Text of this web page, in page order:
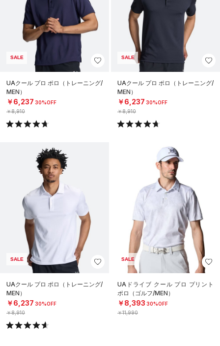
SALE
UAクール プロ ポロ（トレーニング/
MEN）
￥6,237 30%OFF
￥8,910
SALE
UAクール プロ ポロ（トレーニング/
MEN）
￥6,237 30%OFF
￥8,910
SALE
UAクール プロ ポロ（トレーニング/
MEN）
￥6,237 30%OFF
￥8,910
SALE
UAドライブ クール プロ プリント
ポロ（ゴルフ/MEN）
￥8,393 30%OFF
￥11,990